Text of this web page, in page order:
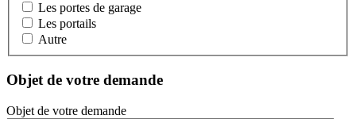
Les portes de garage
Les portails
Autre
Objet de votre demande
Objet de votre demande